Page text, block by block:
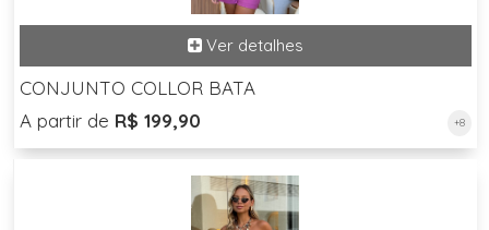
CONJUNTO COLLOR BATA
A partir de R$ 199,90 +8